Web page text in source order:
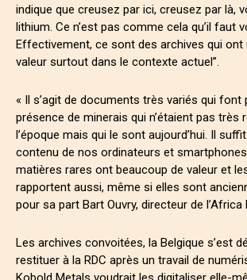
indique que creusez par ici, creusez par là,
lithium. Ce n’est pas comme cela qu’il faut
Effectivement, ce sont des archives qui ont
valeur surtout dans le contexte actuel”.
« Il s’agit de documents très variés qui
présence de minerais qui n’étaient pas très
l’époque mais qui le sont aujourd’hui. Il
contenu de nos ordinateurs et
matières rares ont beaucoup de valeur et
rapportent aussi, même si elles sont
pour sa part Bart Ouvry, directeur de l’Africa
Les archives convoitées, la Belgique s’est
restituer à la RDC après un travail de